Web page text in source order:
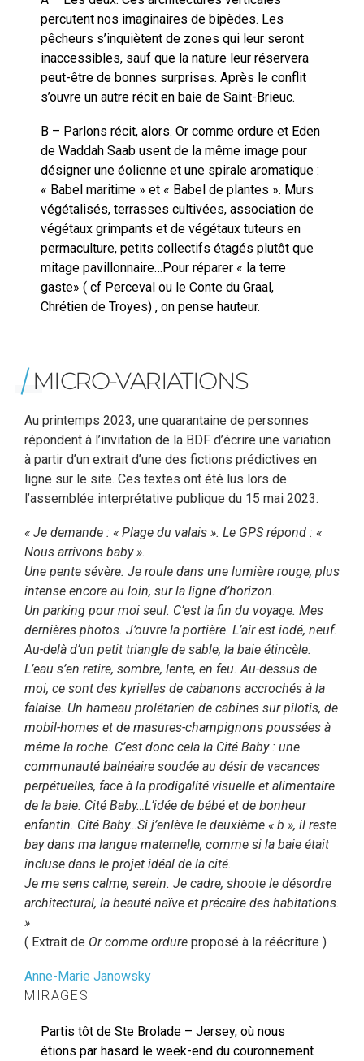
percutent nos imaginaires de bipèdes. Les
pêcheurs s’inquiètent de zones qui leur seront
inaccessibles, sauf que la nature leur réservera
peut-être de bonnes surprises. Après le conflit
s’ouvre un autre récit en baie de Saint-Brieuc.
B – Parlons récit, alors. Or comme ordure et Eden
de Waddah Saab usent de la même image pour
désigner une éolienne et une spirale aromatique :
« Babel maritime » et « Babel de plantes ». Murs
végétalisés, terrasses cultivées, association de
végétaux grimpants et de végétaux tuteurs en
permaculture, petits collectifs étagés plutôt que
mitage pavillonnaire…Pour réparer « la terre
gaste» ( cf Perceval ou le Conte du Graal,
Chrétien de Troyes) , on pense hauteur.
MICRO-VARIATIONS
Au printemps 2023, une quarantaine de personnes
répondent à l’invitation de la BDF d’écrire une variation
à partir d’un extrait d’une des fictions prédictives en
ligne sur le site. Ces textes ont été lus lors de
l’assemblée interprétative publique du 15 mai 2023.
« Je demande : « Plage du valais ». Le GPS répond : «
Nous arrivons baby».
Une pente sévère. Je roule dans une lumière rouge, plus
intense encore au loin, sur la ligne d’horizon.
Un parking pour moi seul. C’est la fin du voyage. Mes
dernières photos. J’ouvre la portière. L’air est iodé, neuf.
Au-delà d’un petit triangle de sable, la baie étincèle.
L’eau s’en retire, sombre, lente, en feu. Au-dessus de
moi, ce sont des kyrielles de cabanons accrochés à la
falaise. Un hameau prolétarien de cabines sur pilotis, de
mobil-homes et de masures-champignons poussées à
même la roche. C’est donc cela la Cité Baby : une
communauté balnéaire soudée au désir de vacances
perpétuelles, face à la prodigalité visuelle et alimentaire
de la baie. Cité Baby…L’idée de bébé et de bonheur
enfantin. Cité Baby…Si j’enlève le deuxième « b », il reste
bay dans ma langue maternelle, comme si la baie était
incluse dans le projet idéal de la cité.
Je me sens calme, serein. Je cadre, shoote le désordre
architectural, la beauté naïve et précaire des habitations.
»
( Extrait de Or comme ordure proposé à la réécriture )
Anne-Marie Janowsky
MIRAGES
Partis tôt de Ste Brolade – Jersey, où nous
étions par hasard le week-end du couronnement